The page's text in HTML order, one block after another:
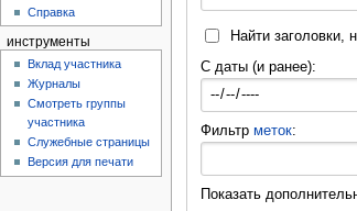
Найти
С даты (и ранее):
Фильтрметок:
Показать
Справка
инструменты
Вклад участника
Журналы
Смотреть группы
участника
Служебные страницы
Версия для печати